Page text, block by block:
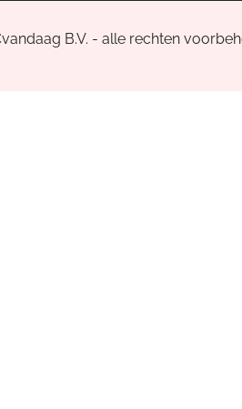
B.V. - alle rechten